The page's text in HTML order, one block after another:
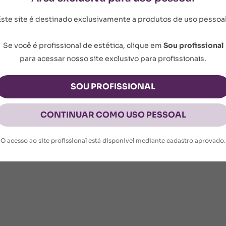
que o Sérum clareador M-Solution pode trazer
e protegida. Adquira agora o seu e sinta a
escuras
absorção do sérum, finalize aplicando protetor
Cocoate, Caprylyl Glycol, Lecithin,
Arbutin, Xanthan Gum, Vitis Vinifera Seed Oil,
Disodium EDTA, Silica, Steareth-21,
site é destinado exclusivamente a produtos de uso
Se você é profissional de estética, clique em Sou profissional
para acessar nosso site exclusivo para profissionais.
SOU PROFISSIONAL
CONTINUAR COMO USO PESSOAL
O acesso ao site profissional está disponível mediante cadastro aprovado.